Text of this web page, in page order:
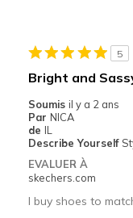
Casual Wear
Width
Sizing
View On Shoes
5
Bright and
Soumis il y a 2 ans
Par NICA
de IL
Describe Yourself
EVALUER À
skechers.com
I buy shoes to